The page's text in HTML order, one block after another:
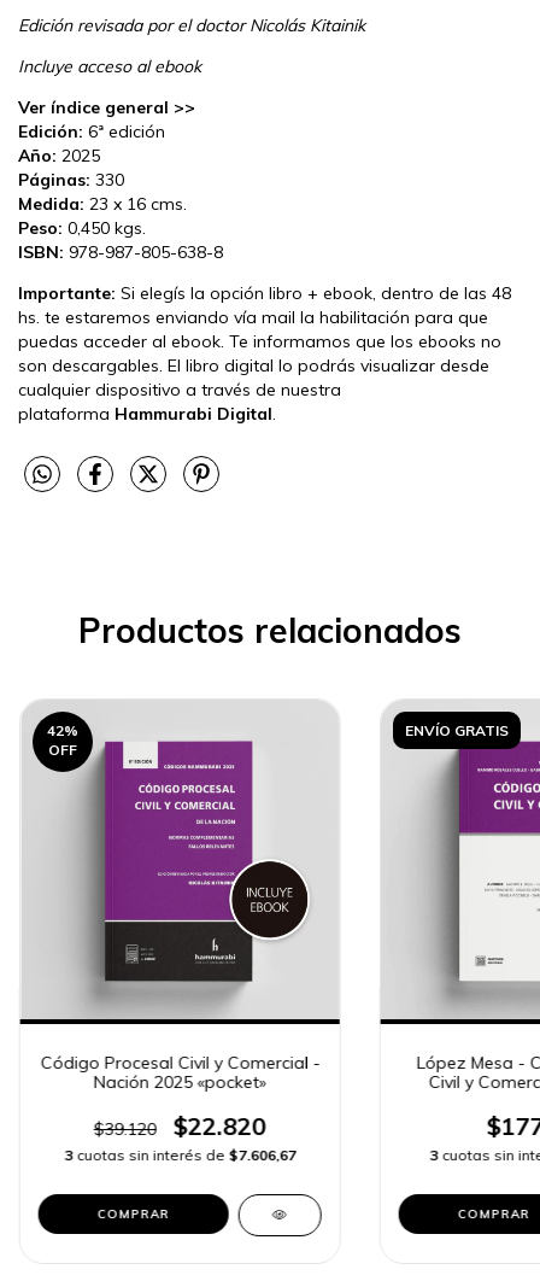
Edición revisada por el doctor Nicolás Kitainik
Incluye acceso al ebook
Ver índice general >>
Edición: 6ª edición
Año: 2025
Páginas: 330
Medida: 23 x 16 cms.
Peso: 0,450 kgs.
ISBN: 978-987-805-638-8
Importante: Si elegís la opción libro + ebook, dentro de las 48
hs. te estaremos enviando vía mail la habilitación para que
puedas acceder al ebook. Te informamos que los ebooks no
son descargables. El libro digital lo podrás visualizar desde
cualquier dispositivo a través de nuestra
plataforma Hammurabi Digital
Productos relacionados
42%
OFF
Código Procesal Civil y Comercial -
Nación 2025 «pocket»
$39.120 $22.820
3 cuotas sin interés de $7.606,67
COMPRAR
ENVÍO GRATIS
López Mesa -
Civil y
3 cuotas sin
COMPRAR